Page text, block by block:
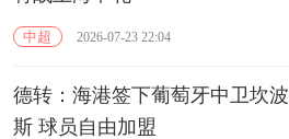
中超 2026-07-23 22:04
德转：海港签下葡萄牙中卫坎波
斯 球员自由加盟